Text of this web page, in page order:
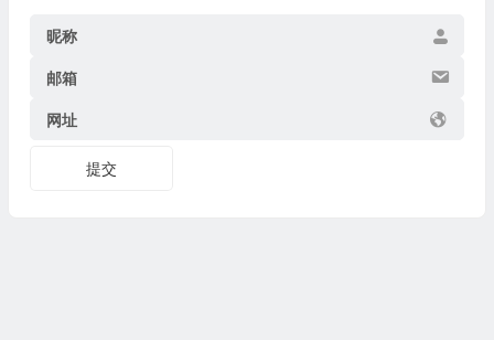
昵称
邮箱
网址
提交